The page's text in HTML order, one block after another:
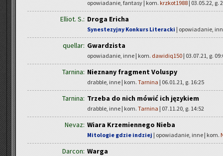
opowiadanie, fantasy | kom. krzkot1988 | 03.05.22, g.
Elliot. S.: Droga Ericha
Synestezyjny Konkurs Literacki | opowiadanie,
quellar: Gwardzista
opowiadanie, inne | kom. dawidiq150 | 03.07.21, g.
Tarnina: Nieznany fragment Voluspy
drabble, inne | kom. Tarnina | 06.01.21, g. 16:25
Tarnina: Trzeba do nich mówić ich językiem
drabble, inne | kom. Tarnina | 07.11.20, g. 14:52
Nevaz: Wiara Krzemiennego Nieba
Mitologie gdzie indziej | opowiadanie, inne | kom.
Darcon: Warga